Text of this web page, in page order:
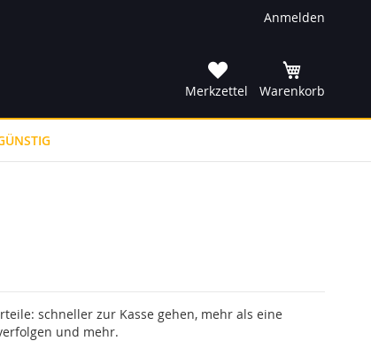
Anmelden
Merkzettel
Warenkorb
schneller zur Kasse gehen, mehr als eine
und mehr.